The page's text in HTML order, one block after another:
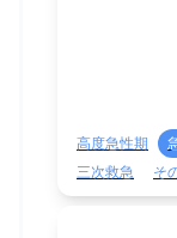
高度急性期
三次救急
そ